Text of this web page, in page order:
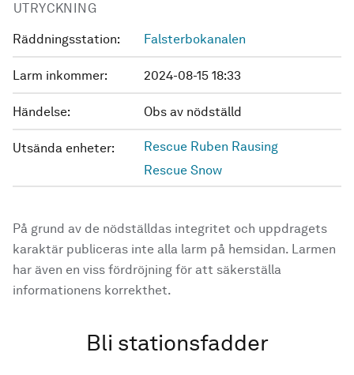
UTRYCKNING
Räddningsstation: Falsterbokanalen
Larm inkommer: 2024-08-15 18:33
Händelse: Obs av nödställd
Utsända enheter:
Rescue Ruben Rausing
Rescue Snow
På grund av de nödställdas integritet och uppdragets
karaktär publiceras inte alla larm på hemsidan. Larmen
har även en viss fördröjning för att säkerställa
informationens korrekthet.
Bli stationsfadder